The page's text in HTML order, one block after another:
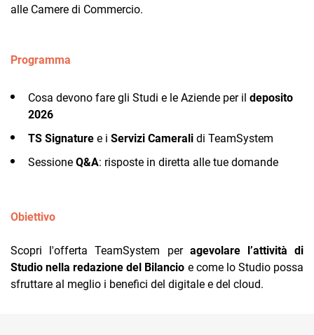
Fatturazione
Trust Services
TeamSystem Corporate
TeamSystem Store
alle Camere di Commercio.
Programma
Cosa devono fare gli Studi e le Aziende per il deposito
2026
TS Signature e i Servizi Camerali di TeamSystem
Sessione Q&A: risposte in diretta alle tue domande
Obiettivo
Scopri l'offerta TeamSystem per agevolare l’attività di
Studio nella redazione del Bilancio e come lo Studio possa
sfruttare al meglio i benefici del digitale e del cloud.